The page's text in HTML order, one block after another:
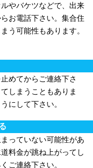
やバケツなどで、出来
お電話下さい。集合住
う可能性もあります。
めてからご連絡下さ
しまうこともありま
にして下さい。
っていない可能性があ
料金が跳ね上がってし
ご連絡下さい。